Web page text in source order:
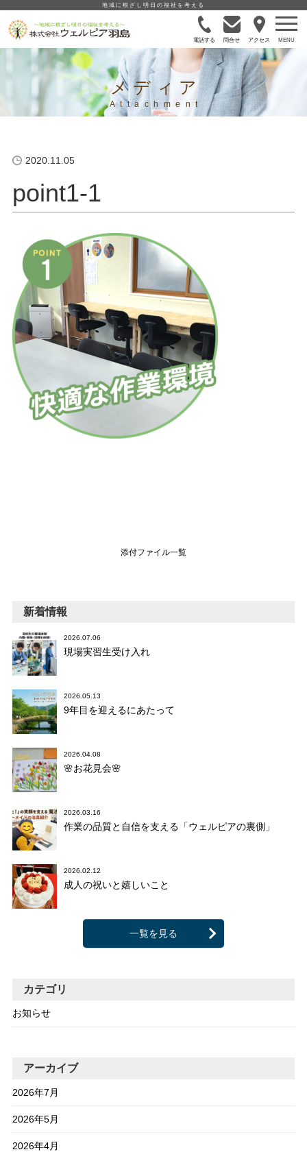
地域に根ざし明日の福祉を考える
電話する 問合せ アクセス
メディア
2020.11.05
point1-1
添付ファイル一覧
新着情報
2026.07.06
現場実習生受け入れ
2026.05.13
9年目を迎えるにあたって
2026.04.08
🌸お花見会🌸
2026.03.16
作業の品質と自信を支える「ウェルピアの裏側」
2026.02.12
成人の祝いと嬉しいこと
一覧を見る
カテゴリ
お知らせ
アーカイブ
2026年7月
2026年5月
2026年4月